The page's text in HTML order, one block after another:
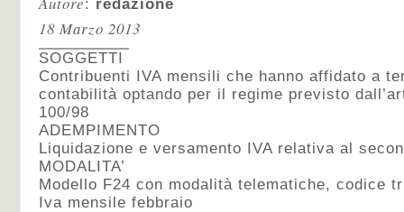
: redazione
18 Marzo 2013
SOGGETTI
Contribuenti IVA mensili che hanno affidato a
contabilità optando per il regime previsto
100/98
ADEMPIMENTO
Liquidazione e versamento IVA relativa al
MODALITA’
Modello F24 con modalità telematiche, codice
Iva mensile febbraio